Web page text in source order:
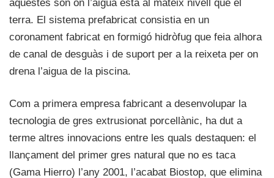
aquestes són on l’aigua està al mateix nivell que el
terra. El sistema prefabricat consistia en un
coronament fabricat en formigó hidròfug que feia alhora
de canal de desguàs i de suport per a la reixeta per on
drena l’aigua de la piscina.
Com a primera empresa fabricant a desenvolupar la
tecnologia de gres extrusionat porcellànic, ha dut a
terme altres innovacions entre les quals destaquen: el
llançament del primer gres natural que no es taca
(Gama Hierro) l’any 2001, l’acabat Biostop, que elimina